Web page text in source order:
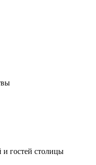
и гостей столицы